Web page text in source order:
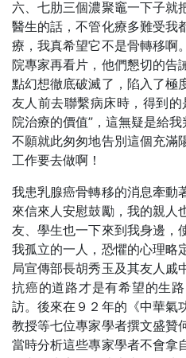
六、七肋三個濃聚竈一下子就
醫生的話，不管化療多難受我
療，我真希望它不是骨轉移啊
院專家再看片，他們懇切的告
點幻想徹底破滅了，陷入了極
友人前去聯繫病床時，得到
院治療的價值”，這無疑是給我
不願就此匆匆地告別這個充滿
工作要去做啊！
我患乳腺癌骨轉移的消息牽動
來信來人安慰鼓勵，我的親人
友、學生也一下來到我身邊，
我孤立的一人，恐懼的心理略
局宣傳部長胡秀玉及其友人戚
抗癌的道路才是有希望的生
訪。後來在９２年的《中華
教授等七位專家學者撰文盛贊
當時分析這些專家學者不會拿